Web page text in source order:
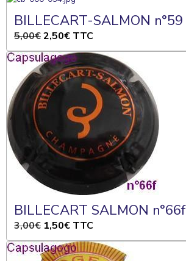
BILLECART-SALMON n°59
5,00€2,50€ TTC
BILLECART SALMON n°66f
3,00€ 1,50€ TTC